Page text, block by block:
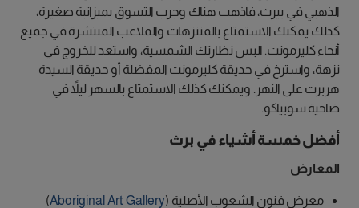
الذهبي في بيرث، فاذهب هناك وجرب التسوق بميزانية صغيرة،
كذلك يمكنك الاستمتاع بالمنتزهات والملاعب المنتشرة في جميع
أنحاء كليرمونت. البس نظارتك الشمسية، واستعد للخروج في
نزهة، واسترخ في حديقة كليرمونت المفضلة أو حديقة السيدة
هربرت على النهر. ويمكنك كذلك الاستمتاع بالسهر ليلاً في
ضاحية سوبياكو.
أفضل خمسة أشياء في برث
المعارض
معرض فنون الشعوب الأصلية (Aboriginal Art Gallery
)